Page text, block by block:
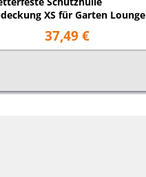
XS für Garten Lounge
140x140x70cm
37,49 €